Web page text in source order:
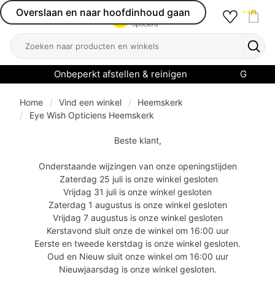
Overslaan en naar hoofdinhoud gaan
Open menu
Zoeken
Onbeperkt afstellen & reinigen
Home Vind een winkel
Heemskerk
Eye Wish Opticiens Heemskerk
Beste klant,
Onderstaande wijzingen van onze openingstijden
Zaterdag 25 juli is onze winkel gesloten
Vrijdag 31 juli is onze winkel gesloten
Zaterdag 1 augustus is onze winkel gesloten
Vrijdag 7 augustus is onze winkel gesloten
Kerstavond sluit onze de winkel om 16:00 uur
Eerste en tweede kerstdag is onze winkel gesloten.
Oud en Nieuw sluit onze winkel om 16:00 uur
Nieuwjaarsdag is onze winkel gesloten.